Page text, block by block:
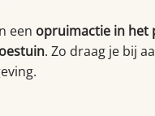
een opruimactie in het
. Zo draag je bij